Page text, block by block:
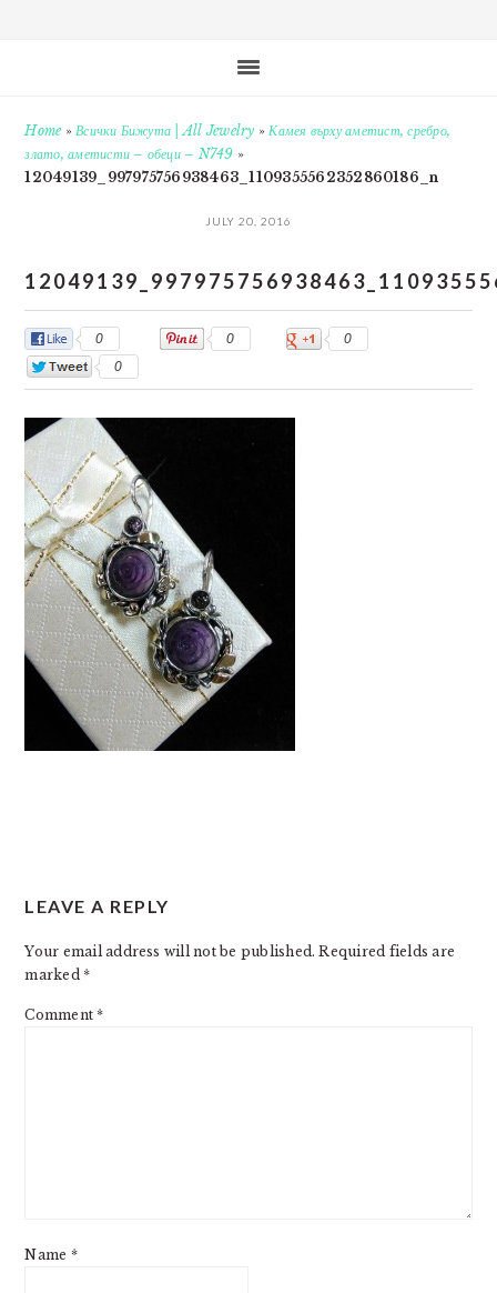
Home»Всички Бижута | All Jewelry »Камея върху аметист, сребро,
злато, аметисти – обеци – N749 »
12049139_997975756938463_1109355562352860186_n
JULY 20, 2016
0 0
0
0
INTERACTIONS
LEAVE A REPLY
Your email address will not be published. Required fields are
marked*
Comment*
Name *